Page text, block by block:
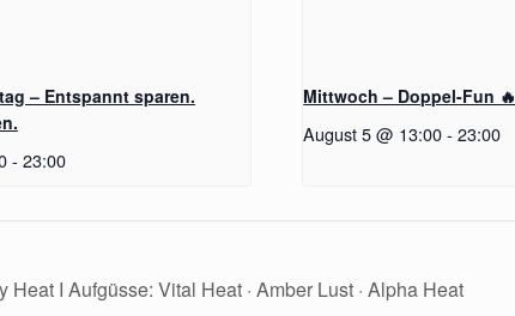
– Entspannt sparen.
- 23:00
Mittwoch – Doppel-Fun 🔥
August 5 @ 13:00 - 23:00
Heat I Aufgüsse: Vital Heat · Amber Lust · Alpha Heat